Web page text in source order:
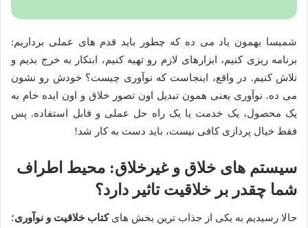
شمیسا بهمون یاد می ده که چطور باید قدم های عملی برداریم:
برنامه ریزی کنیم، ابزارهای لازم رو تهیه کنیم، ابتکار به خرج بدیم و
تلاش کنیم. در واقع، اینجاست که نوآوری چیست؟ خودش رو نشون
می ده. نوآوری یعنی همون تبدیل اون تصور خلاق و اون ایده خام به
یک محصول، یک خدمت یا یک راه حل عملی و قابل استفاده. پس
فقط خیال پردازی کافی نیست، باید دست به کار شد!
سیستم های خلاق و غیرخلاق: محیط اطراف
شما چقدر بر خلاقیت تاثیر دارد؟
حالا رسیدیم به یکی از جذاب ترین بخش هایکتاب خلاقیت و نوآوری؛